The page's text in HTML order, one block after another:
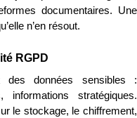
documentaires. Une
n’en résout.
RGPD
des données sensibles :
informations stratégiques.
le stockage, le chiffrement,